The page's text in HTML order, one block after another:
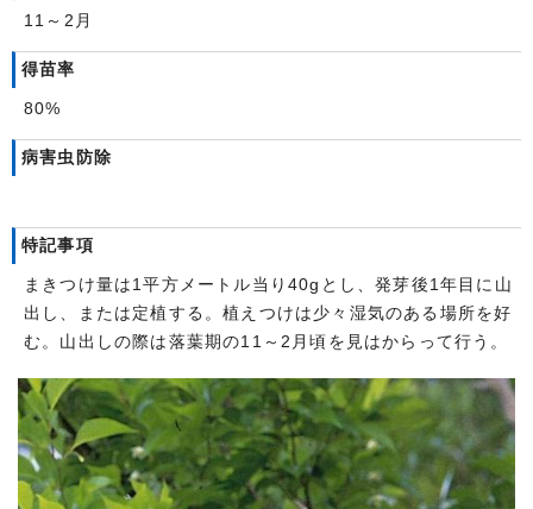
11～2月
得苗率
80%
病害虫防除
特記事項
まきつけ量は1平方メートル当り40gとし、発芽後1年目に山
出し、または定植する。植えつけは少々湿気のある場所を好
む。山出しの際は落葉期の11～2月頃を見はからって行う。